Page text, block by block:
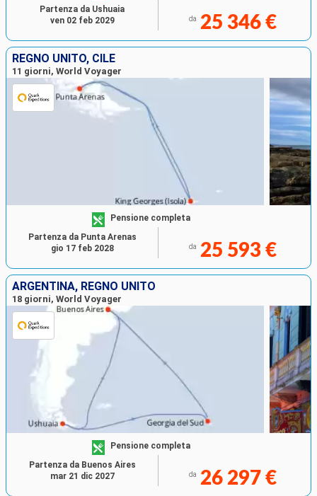
da 25 346 €
Partenza da Ushuaia
ven 02 feb 2029
REGNO UNITO, CILE
11 giorni, World Voyager
Pensione completa
da 25 593 €
Partenza da Punta Arenas
gio 17 feb 2028
ARGENTINA, REGNO UNITO
18 giorni, World Voyager
Pensione completa
da 26 297 €
Partenza da Buenos Aires
mar 21 dic 2027